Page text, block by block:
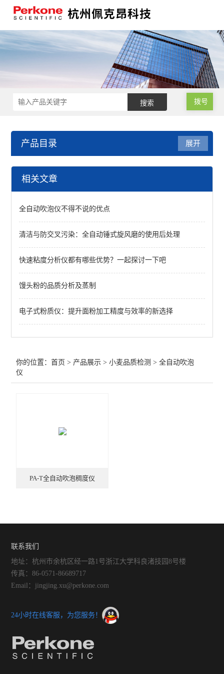
拨号
产品目录
小麦品质检测
不完善粒测定仪（小麦、玉米、大豆、稻谷）
不*粒测定仪（小麦、玉米）
全自动分样器
全自动溶剂保持力测定仪
面团拉伸仪PE-E
小麦粉加工精度测定仪
盘式粉碎磨
锤式旋风磨H250
面筋测定仪
粉质仪PF-E
大型实验磨粉机
降落数值仪
展开
相关文章
全自动吹泡仪不得不说的优点
清洁与防交叉污染：全自动锤式旋风磨的使用后处理
快速粘度分析仪都有哪些优势？一起探讨一下吧
馒头粉的品质分析及蒸制
电子式粉质仪：提升面粉加工精度与效率的新选择
你的位置：首页 > 产品展示 >小麦品质检测 >全自动吹泡
仪
PA-T全自动吹泡稠度仪
联系我们
地址：杭州市余杭区经一路1号浙江大学科良渚技园8号楼
传真：86-0571-86689717
Email：jingjing.xu@perkone.com
24小时在线客服，为您服务！